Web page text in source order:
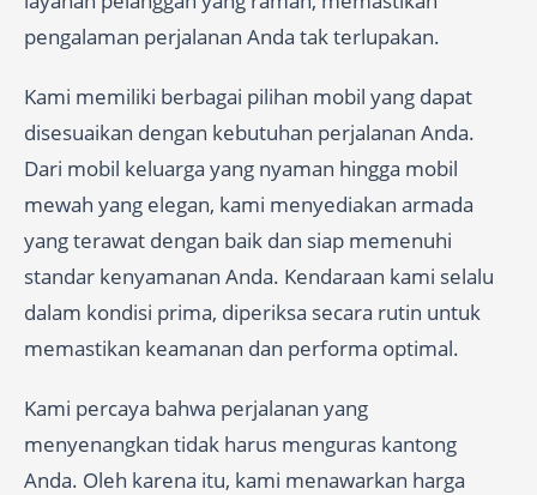
pengalaman perjalanan Anda tak terlupakan.
Kami memiliki berbagai pilihan mobil yang dapat
disesuaikan dengan kebutuhan perjalanan Anda.
Dari mobil keluarga yang nyaman hingga mobil
mewah yang elegan, kami menyediakan armada
yang terawat dengan baik dan siap memenuhi
standar kenyamanan Anda. Kendaraan kami selalu
dalam kondisi prima, diperiksa secara rutin untuk
memastikan keamanan dan performa optimal.
Kami percaya bahwa perjalanan yang
menyenangkan tidak harus menguras kantong
Anda. Oleh karena itu, kami menawarkan harga